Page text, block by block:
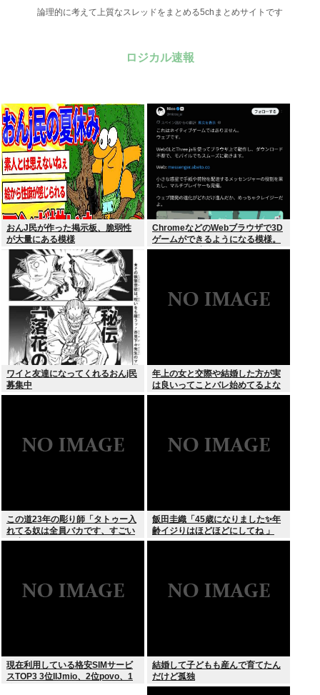
論理的に考えて上質なスレッドをまとめる5chまとめサイトです
ロジカル速報
おんJ民が作った掲示板、脆弱性
が大量にある模様
ChromeなどのWebブラウザで3D
ゲームができるようになる模様。
Windowsは完全不要に
ワイと友達になってくれるおんj民
募集中
年上の女と交際や結婚した方が実
は良いってことバレ始めてるよな
この道23年の彫り師「タトゥー入
れてる奴は全員バカです、すごい
民度低い」
飯田圭織「45歳になりました✨年
齢イジりはほどほどにしてね 」
現在利用している格安SIMサービ
スTOP3 3位IIJmio、2位povo、1
結婚して子どもも産んで育てたん
だけど孤独